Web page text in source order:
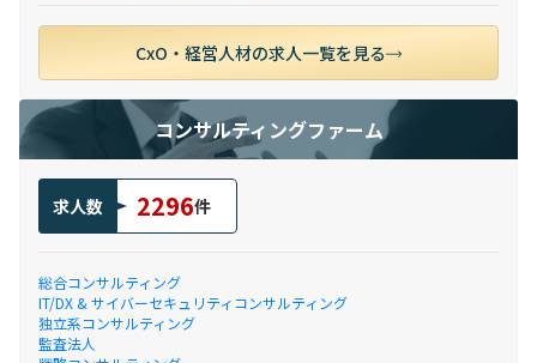
CxO・経営人材の求人一覧を見る
コンサルティングファーム
求人数 2296件
総合コンサルティング
IT/DX & サイバーセキュリティコンサルティング
独立系コンサルティング
監査法人